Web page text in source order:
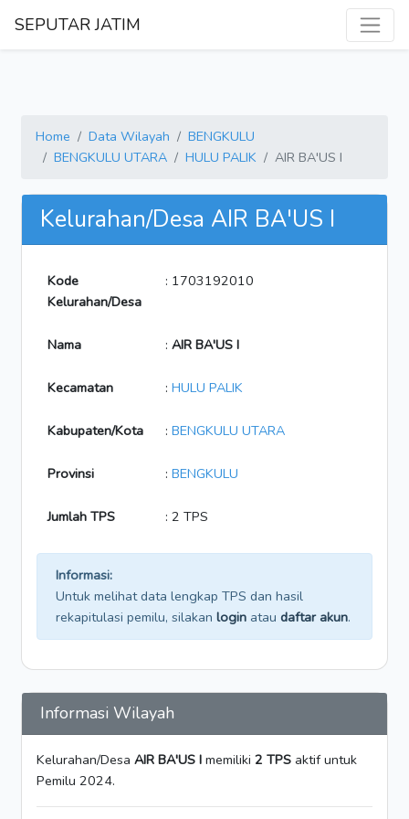
SEPUTAR JATIM
Home Data Wilayah
BENGKULU
BENGKULU UTARA
HULU PALIK AIR BA'US I
Kelurahan/Desa AIR BA'US I
Kode
Kelurahan/Desa
: 1703192010
Nama : AIR BA'US I
Kecamatan : HULU PALIK
Kabupaten/Kota : BENGKULU UTARA
Provinsi : BENGKULU
Jumlah TPS : 2 TPS
Informasi:
Untuk melihat data lengkap TPS dan hasil
rekapitulasi pemilu, silakan login atau daftar akun.
Informasi Wilayah
Kelurahan/Desa AIR BA'US I memiliki 2 TPS aktif untuk
Pemilu 2024.